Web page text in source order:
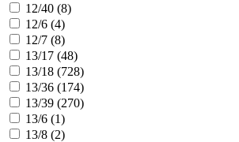
12/40 (8)
12/6 (4)
12/7 (8)
13/17 (48)
13/18 (728)
13/36 (174)
13/39 (270)
13/6 (1)
13/8 (2)